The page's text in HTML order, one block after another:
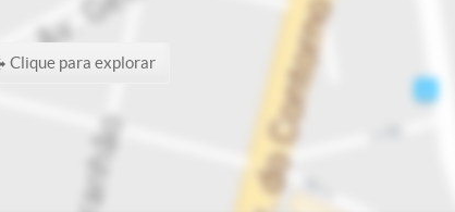
Clique para explorar